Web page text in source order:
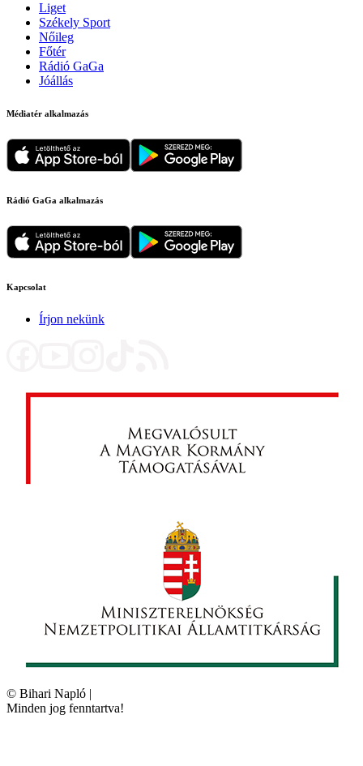
Liget
Székely Sport
Nőileg
Főtér
Rádió GaGa
Jóállás
Médiatér alkalmazás
Rádió GaGa alkalmazás
Kapcsolat
Írjon nekünk
© Bihari Napló |
Minden jog fenntartva!